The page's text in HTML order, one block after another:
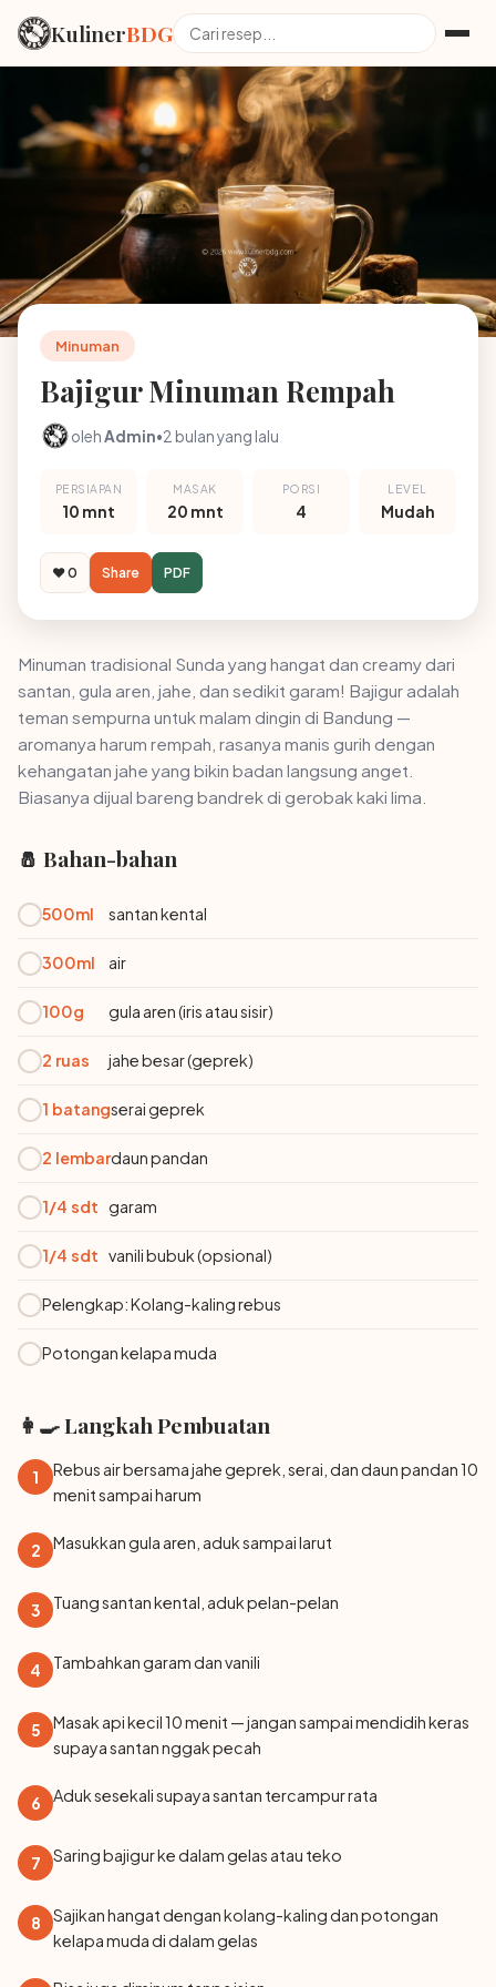
KulinerBDG
Minuman
Bajigur Minuman Rempah
olehAdmin•2 bulan yang lalu
PERSIAPAN
10 mnt
MASAK
20 mnt
PORSI
4
LEVEL
Mudah
❤️ 0 Share PDF
Minuman tradisional Sunda yang hangat dan creamy dari
santan, gula aren, jahe, dan sedikit garam! Bajigur adalah
teman sempurna untuk malam dingin di Bandung —
aromanya harum rempah, rasanya manis gurih dengan
kehangatan jahe yang bikin badan langsung anget.
Biasanya dijual bareng bandrek di gerobak kaki lima.
🧂 Bahan-bahan
500ml santan kental
300ml air
100g gula aren (iris atau sisir)
2 ruas jahe besar (geprek)
1 batangserai geprek
2 lembardaun pandan
1/4 sdt garam
1/4 sdt vanili bubuk (opsional)
Pelengkap: Kolang-kaling rebus
Potongan kelapa muda
👩‍🍳 Langkah Pembuatan
1
Rebus air bersama jahe geprek, serai, dan daun pandan 10
menit sampai harum
2 Masukkan gula aren, aduk sampai larut
3 Tuang santan kental, aduk pelan-pelan
4 Tambahkan garam dan vanili
5
Masak api kecil 10 menit — jangan sampai mendidih keras
supaya santan nggak pecah
6 Aduk sesekali supaya santan tercampur rata
7 Saring bajigur ke dalam gelas atau teko
8
Sajikan hangat dengan kolang-kaling dan potongan
kelapa muda di dalam gelas